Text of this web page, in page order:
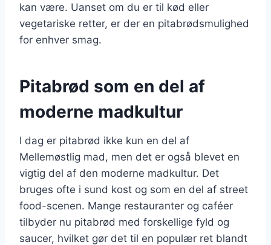
kan være. Uanset om du er til kød eller
vegetariske retter, er der en pitabrødsmulighed
for enhver smag.
Pitabrød som en del af
moderne madkultur
I dag er pitabrød ikke kun en del af
Mellemøstlig mad, men det er også blevet en
vigtig del af den moderne madkultur. Det
bruges ofte i sund kost og som en del af street
food-scenen. Mange restauranter og caféer
tilbyder nu pitabrød med forskellige fyld og
saucer, hvilket gør det til en populær ret blandt